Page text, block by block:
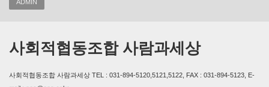
ADMIN
사회적협동조합 사람과세상
사회적협동조합 사람과세상 TEL : 031-894-5120,5121,5122, FAX : 031-894-5123, E-